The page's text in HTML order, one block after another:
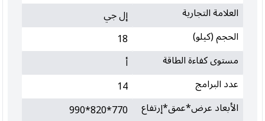
العلامة التجارية
إل جي
الحجم (كيلو)
18
مستوى كفاءة الطاقة
أ
عدد البرامج
14
الأبعاد عرض*عمق*إرتفاع
770*820*990